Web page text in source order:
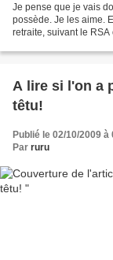
Je pense que je vais
possède. Je les aime.
retraite, suivant le
A lire si l'on a
têtu!
Publié le 02/10/2009 à
Par ruru